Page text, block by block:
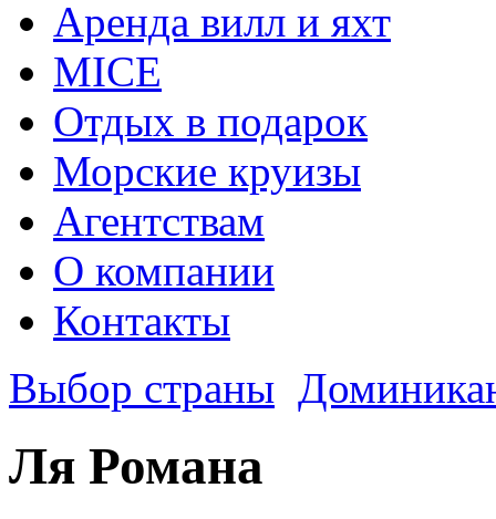
Аренда вилл и яхт
MICE
Отдых в подарок
Морские круизы
Агентствам
О компании
Контакты
Выбор страны
Ля Романа